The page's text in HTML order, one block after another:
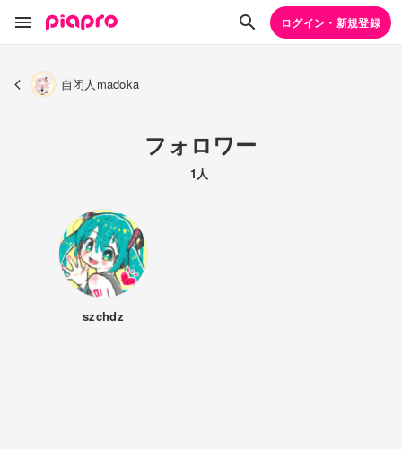
ログイン・新規登録
自闭人madoka
フォロワー
1人
szchdz